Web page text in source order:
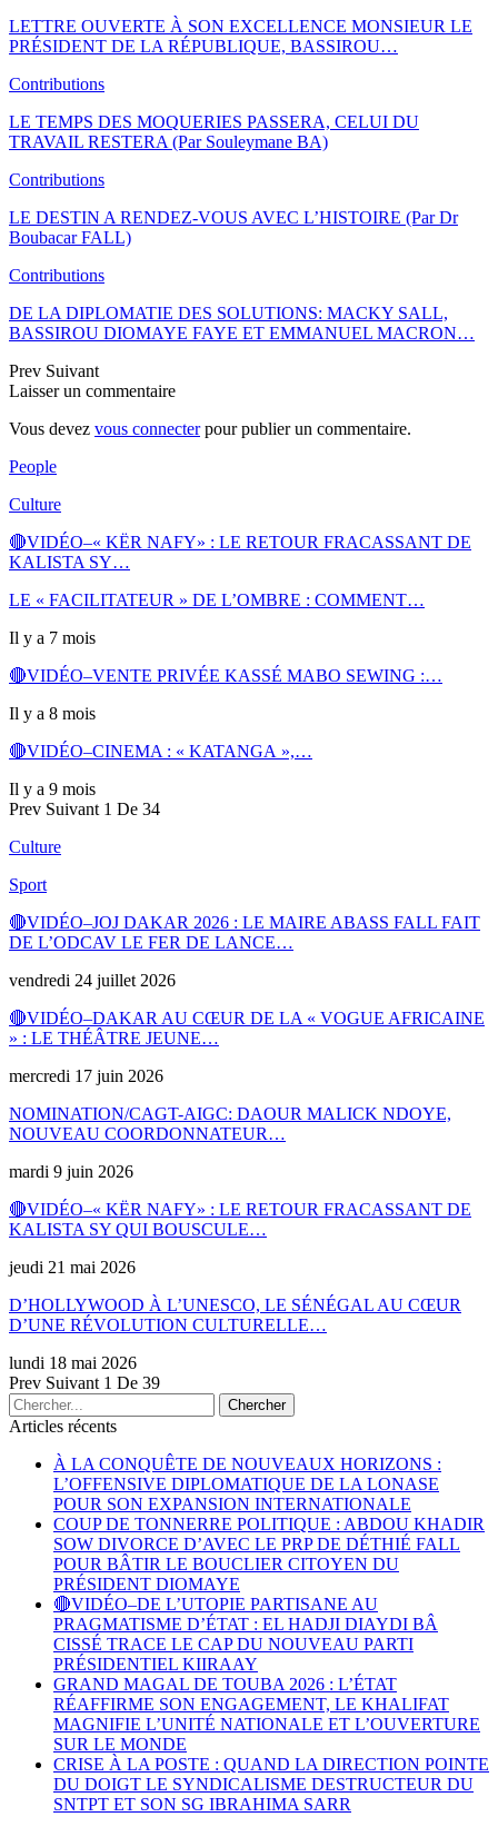
LETTRE OUVERTE À SON EXCELLENCE MONSIEUR LE
PRÉSIDENT DE LA RÉPUBLIQUE, BASSIROU…
Contributions
LE TEMPS DES MOQUERIES PASSERA, CELUI DU
TRAVAIL RESTERA (Par Souleymane BA)
Contributions
LE DESTIN A RENDEZ-VOUS AVEC L’HISTOIRE (Par Dr
Boubacar FALL)
Contributions
DE LA DIPLOMATIE DES SOLUTIONS: MACKY SALL,
BASSIROU DIOMAYE FAYE ET EMMANUEL MACRON…
Prev Suivant
Laisser un commentaire
Vous devez vous connecterpour publier un commentaire.
People
Culture
🔴VIDÉO–« KËR NAFY» : LE RETOUR FRACASSANT DE
KALISTA SY…
LE « FACILITATEUR » DE L’OMBRE : COMMENT…
Il y a 7 mois
🔴VIDÉO–VENTE PRIVÉE KASSÉ MABO SEWING :…
Il y a 8 mois
🔴VIDÉO–CINEMA : « KATANGA »,…
Il y a 9 mois
Prev Suivant 1 De 34
Culture
Sport
🔴VIDÉO–JOJ DAKAR 2026 : LE MAIRE ABASS FALL FAIT
DE L’ODCAV LE FER DE LANCE…
vendredi 24 juillet 2026
🔴VIDÉO–DAKAR AU CŒUR DE LA « VOGUE AFRICAINE
» : LE THÉÂTRE JEUNE…
mercredi 17 juin 2026
NOMINATION/CAGT-AIGC: DAOUR MALICK NDOYE,
NOUVEAU COORDONNATEUR…
mardi 9 juin 2026
🔴VIDÉO–« KËR NAFY» : LE RETOUR FRACASSANT DE
KALISTA SY QUI BOUSCULE…
jeudi 21 mai 2026
D’HOLLYWOOD À L’UNESCO, LE SÉNÉGAL AU CŒUR
D’UNE RÉVOLUTION CULTURELLE…
lundi 18 mai 2026
Prev Suivant 1 De 39
Articles récents
À LA CONQUÊTE DE NOUVEAUX HORIZONS :
L’OFFENSIVE DIPLOMATIQUE DE LA LONASE
POUR SON EXPANSION INTERNATIONALE
COUP DE TONNERRE POLITIQUE : ABDOU KHADIR
SOW DIVORCE D’AVEC LE PRP DE DÉTHIÉ FALL
POUR BÂTIR LE BOUCLIER CITOYEN DU
PRÉSIDENT DIOMAYE
🔴VIDÉO–DE L’UTOPIE PARTISANE AU
PRAGMATISME D’ÉTAT : EL HADJI DIAYDI BÂ
CISSÉ TRACE LE CAP DU NOUVEAU PARTI
PRÉSIDENTIEL KIIRAAY
GRAND MAGAL DE TOUBA 2026 : L’ÉTAT
RÉAFFIRME SON ENGAGEMENT, LE KHALIFAT
MAGNIFIE L’UNITÉ NATIONALE ET L’OUVERTURE
SUR LE MONDE
CRISE À LA POSTE : QUAND LA DIRECTION POINTE
DU DOIGT LE SYNDICALISME DESTRUCTEUR DU
SNTPT ET SON SG IBRAHIMA SARR